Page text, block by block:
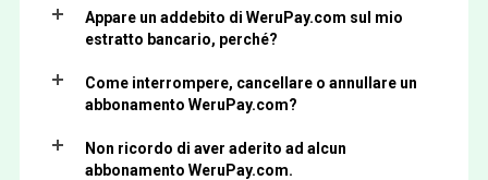
Appare un addebito di WeruPay.com sul mio
estratto bancario, perché?
Come interrompere, cancellare o annullare un
abbonamento WeruPay.com?
Non ricordo di aver aderito ad alcun
abbonamento WeruPay.com.